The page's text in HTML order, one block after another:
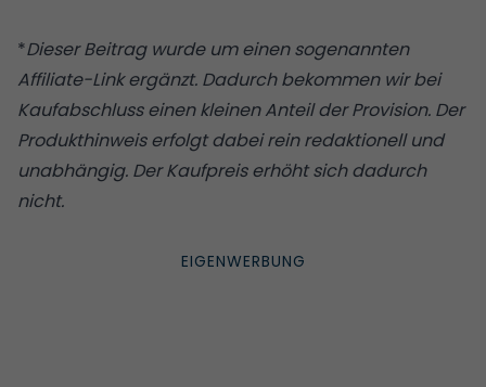
*Dieser Beitrag wurde um einen sogenannten
Affiliate-Link ergänzt. Dadurch bekommen wir bei
Kaufabschluss einen kleinen Anteil der Provision. Der
Produkthinweis erfolgt dabei rein redaktionell und
unabhängig. Der Kaufpreis erhöht sich dadurch
nicht.